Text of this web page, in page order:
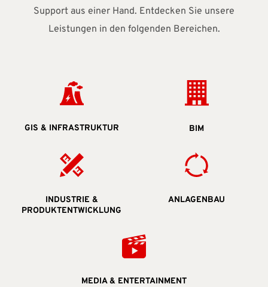
Support aus einer Hand. Entdecken Sie unsere
Leistungen in den folgenden Bereichen.
GIS & INFRASTRUKTUR BIM
INDUSTRIE &
PRODUKTENTWICKLUNG
ANLAGENBAU
MEDIA & ENTERTAINMENT